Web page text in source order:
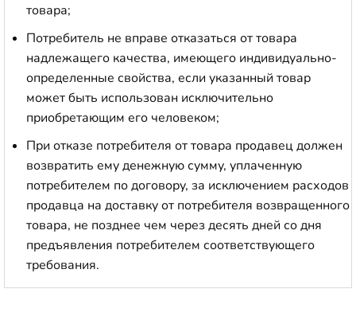
товара;
Потребитель не вправе отказаться от товара
надлежащего качества, имеющего индивидуально-
определенные свойства, если указанный товар
может быть использован исключительно
приобретающим его человеком;
При отказе потребителя от товара продавец должен
возвратить ему денежную сумму, уплаченную
потребителем по договору, за исключением расходов
продавца на доставку от потребителя возвращенного
товара, не позднее чем через десять дней со дня
предъявления потребителем соответствующего
требования.